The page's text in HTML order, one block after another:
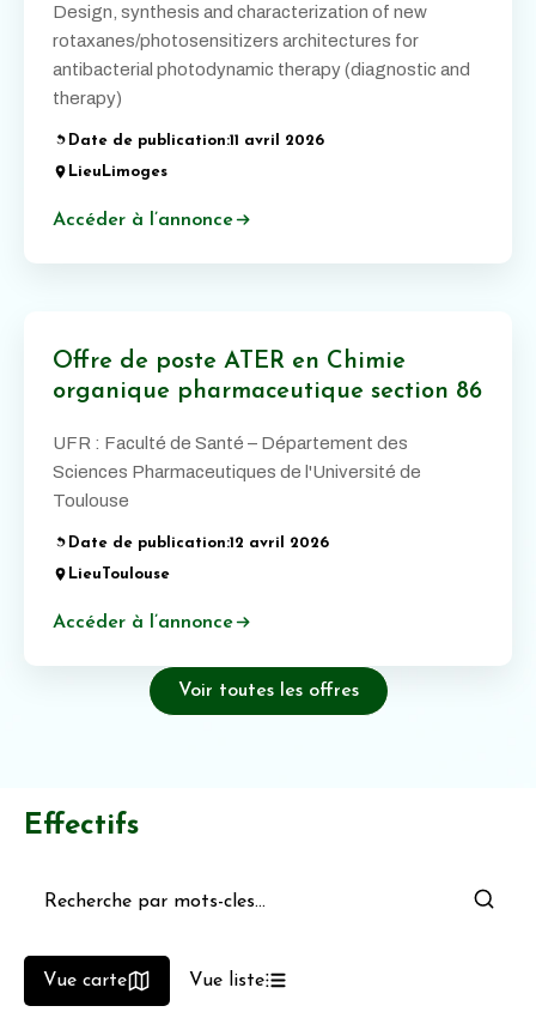
Design, synthesis and characterization of new
rotaxanes/photosensitizers architectures for
antibacterial photodynamic therapy (diagnostic and
therapy)
Date de publication:11 avril 2026
Lieu Limoges
Accéder à l’annonce
Offre de poste ATER en Chimie
organique pharmaceutique section 86
UFR : Faculté de Santé – Département des
Sciences Pharmaceutiques de l'Université de
Toulouse
Date de publication:12 avril 2026
LieuToulouse
Accéder à l’annonce
Voir toutes les offres
Effectifs
Vue carte Vue liste